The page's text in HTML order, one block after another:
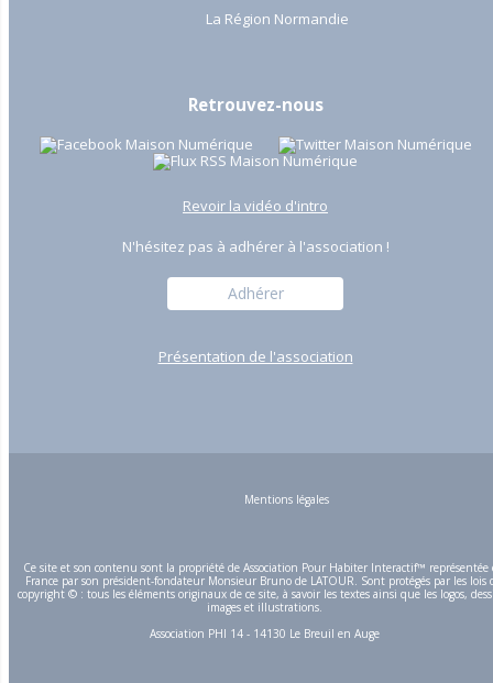
La Région Normandie
Retrouvez-nous
Revoir la vidéo d'intro
N'hésitez pas à adhérer à l'association !
Adhérer
Présentation de l'association
Mentions légales
Ce site et son contenu sont la propriété de Association Pour Habiter Interactif™ représentée
France par son président-fondateur Monsieur Bruno de LATOUR. Sont protégés par les lois
copyright © : tous les éléments originaux de ce site, à savoir les textes ainsi que les logos,
images et illustrations.
Association PHI 14 - 14130 Le Breuil en Auge